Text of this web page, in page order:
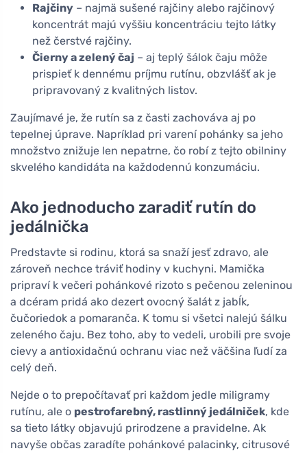
Rajčiny – najmä sušené rajčiny alebo rajčinový
koncentrát majú vyššiu koncentráciu tejto látky
než čerstvé rajčiny.
Čierny a zelený čaj – aj teplý šálok čaju môže
prispieť k dennému príjmu rutínu, obzvlášť ak je
pripravovaný z kvalitných listov.
Zaujímavé je, že rutín sa z časti zachováva aj po
tepelnej úprave. Napríklad pri varení pohánky sa jeho
množstvo znižuje len nepatrne, čo robí z tejto obilniny
skvelého kandidáta na každodennú konzumáciu.
Ako jednoducho zaradiť rutín do
jedálnička
Predstavte si rodinu, ktorá sa snaží jesť zdravo, ale
zároveň nechce tráviť hodiny v kuchyni. Mamička
pripraví k večeri pohánkové rizoto s pečenou zeleninou
a dcéram pridá ako dezert ovocný šalát z jabĺk,
čučoriedok a pomaranča. K tomu si všetci nalejú šálku
zeleného čaju. Bez toho, aby to vedeli, urobili pre svoje
cievy a antioxidačnú ochranu viac než väčšina ľudí za
celý deň.
Nejde o to prepočítavať pri každom jedle miligramy
rutínu, ale o pestrofarebný, rastlinný jedálniček, kde
sa tieto látky objavujú prirodzene a pravidelne. Ak
navyše občas zaradíte pohánkové palacinky, citrusové